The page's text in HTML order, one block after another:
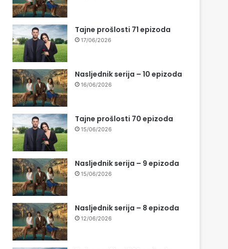
Tajne prošlosti 71 epizoda
17/06/2026
Nasljednik serija – 10 epizoda
16/06/2026
Tajne prošlosti 70 epizoda
15/06/2026
Nasljednik serija – 9 epizoda
15/06/2026
Nasljednik serija – 8 epizoda
12/06/2026